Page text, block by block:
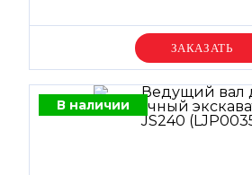
Уточняйте цену
В наличии